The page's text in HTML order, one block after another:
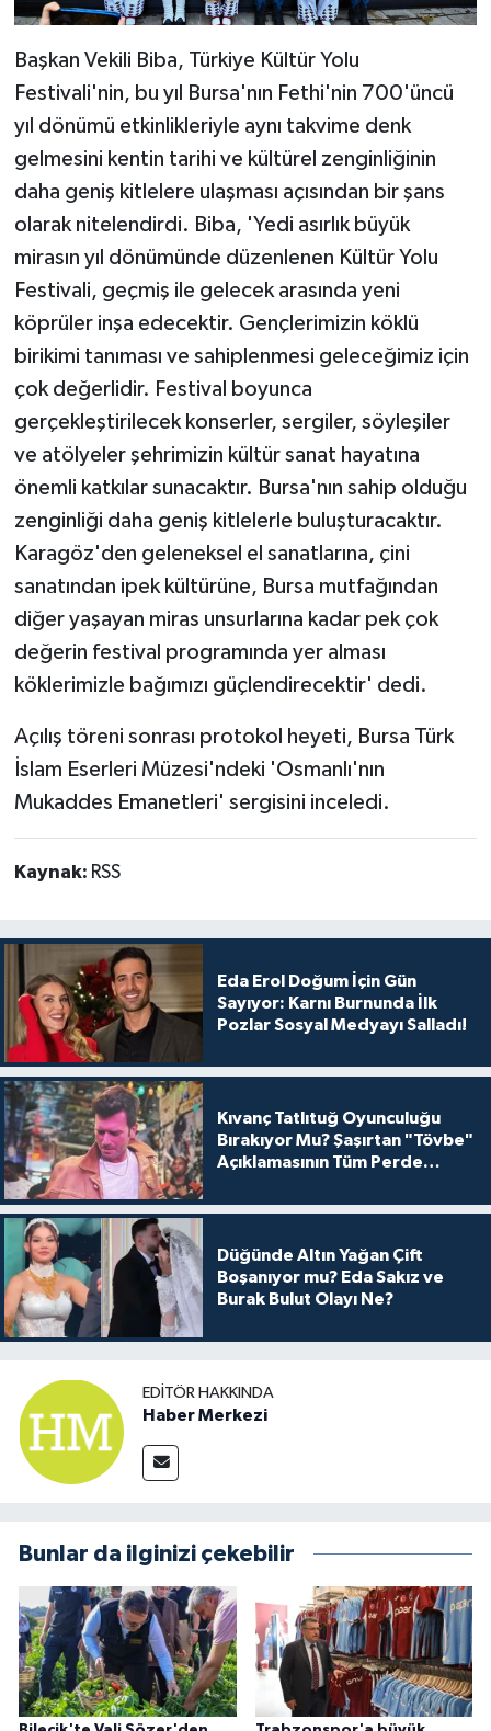
Başkan Vekili Biba, Türkiye Kültür Yolu
Festivali'nin, bu yıl Bursa'nın Fethi'nin 700'üncü
yıl dönümü etkinlikleriyle aynı takvime denk
gelmesini kentin tarihi ve kültürel zenginliğinin
daha geniş kitlelere ulaşması açısından bir şans
olarak nitelendirdi. Biba, 'Yedi asırlık büyük
mirasın yıl dönümünde düzenlenen Kültür Yolu
Festivali, geçmiş ile gelecek arasında yeni
köprüler inşa edecektir. Gençlerimizin köklü
birikimi tanıması ve sahiplenmesi geleceğimiz için
çok değerlidir. Festival boyunca
gerçekleştirilecek konserler, sergiler, söyleşiler
ve atölyeler şehrimizin kültür sanat hayatına
önemli katkılar sunacaktır. Bursa'nın sahip olduğu
zenginliği daha geniş kitlelerle buluşturacaktır.
Karagöz'den geleneksel el sanatlarına, çini
sanatından ipek kültürüne, Bursa mutfağından
diğer yaşayan miras unsurlarına kadar pek çok
değerin festival programında yer alması
köklerimizle bağımızı güçlendirecektir' dedi.
Açılış töreni sonrası protokol heyeti, Bursa Türk
İslam Eserleri Müzesi'ndeki 'Osmanlı'nın
Mukaddes Emanetleri' sergisini inceledi.
Kaynak: RSS
Eda Erol Doğum İçin Gün
Sayıyor: Karnı Burnunda İlk
Pozlar Sosyal Medyayı Salladı!
Kıvanç Tatlıtuğ Oyunculuğu
Bırakıyor Mu? Şaşırtan "Tövbe"
Açıklamasının Tüm Perde
Düğünde Altın Yağan Çift
Boşanıyor mu? Eda Sakız ve
Burak Bulut Olayı Ne?
EDITÖR HAKKINDA
Haber Merkezi
Bunlar da ilginizi çekebilir